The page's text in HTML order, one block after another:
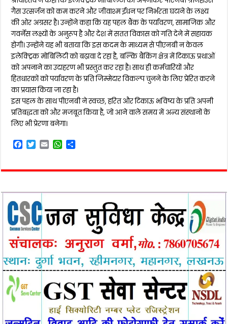
गैस उत्सर्जन को कम करने और जीवाश्म ईंधन पर निर्भरता घटाने के लक्ष्य
की ओर अग्रसर है। उन्होंने कहा कि यह पहल बैंक के पर्यावरण, सामाजिक और
गवर्नेंस लक्ष्यों के अनुरूप है और देश में सतत विकास को गति देने में सहायक
होगी। उन्होंने यह भी बताया कि इस कदम के माध्यम से पीएनबी न केवल
इलेक्ट्रिक मोबिलिटी को बढ़ावा दे रहा है, बल्कि बैंकिंग क्षेत्र में टिकाऊ प्रथाओं
को अपनाने का उदाहरण भी प्रस्तुत कर रहा है। साथ ही कर्मचारियों और
हितधारकों को पर्यावरण के प्रति जिम्मेदार विकल्प चुनने के लिए प्रेरित करने
का प्रयास किया जा रहा है।
इस पहल के साथ पीएनबी ने स्वच्छ, हरित और टिकाऊ भविष्य के प्रति अपनी
प्रतिबद्धता को और मजबूत किया है, जो आने वाले समय में अन्य संस्थानों के
लिए भी प्रेरणा बनेगा।
F
e
o
o
k
T
t
e
r
E
i
W
t
A
p
r